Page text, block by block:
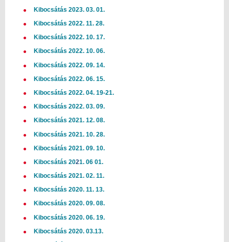
Kibocsátás 2023. 03. 01.
Kibocsátás 2022. 11. 28.
Kibocsátás 2022. 10. 17.
Kibocsátás 2022. 10. 06.
Kibocsátás 2022. 09. 14.
Kibocsátás 2022. 06. 15.
Kibocsátás 2022. 04. 19-21.
Kibocsátás 2022. 03. 09.
Kibocsátás 2021. 12. 08.
Kibocsátás 2021. 10. 28.
Kibocsátás 2021. 09. 10.
Kibocsátás 2021. 06 01.
Kibocsátás 2021. 02. 11.
Kibocsátás 2020. 11. 13.
Kibocsátás 2020. 09. 08.
Kibocsátás 2020. 06. 19.
Kibocsátás 2020. 03.13.